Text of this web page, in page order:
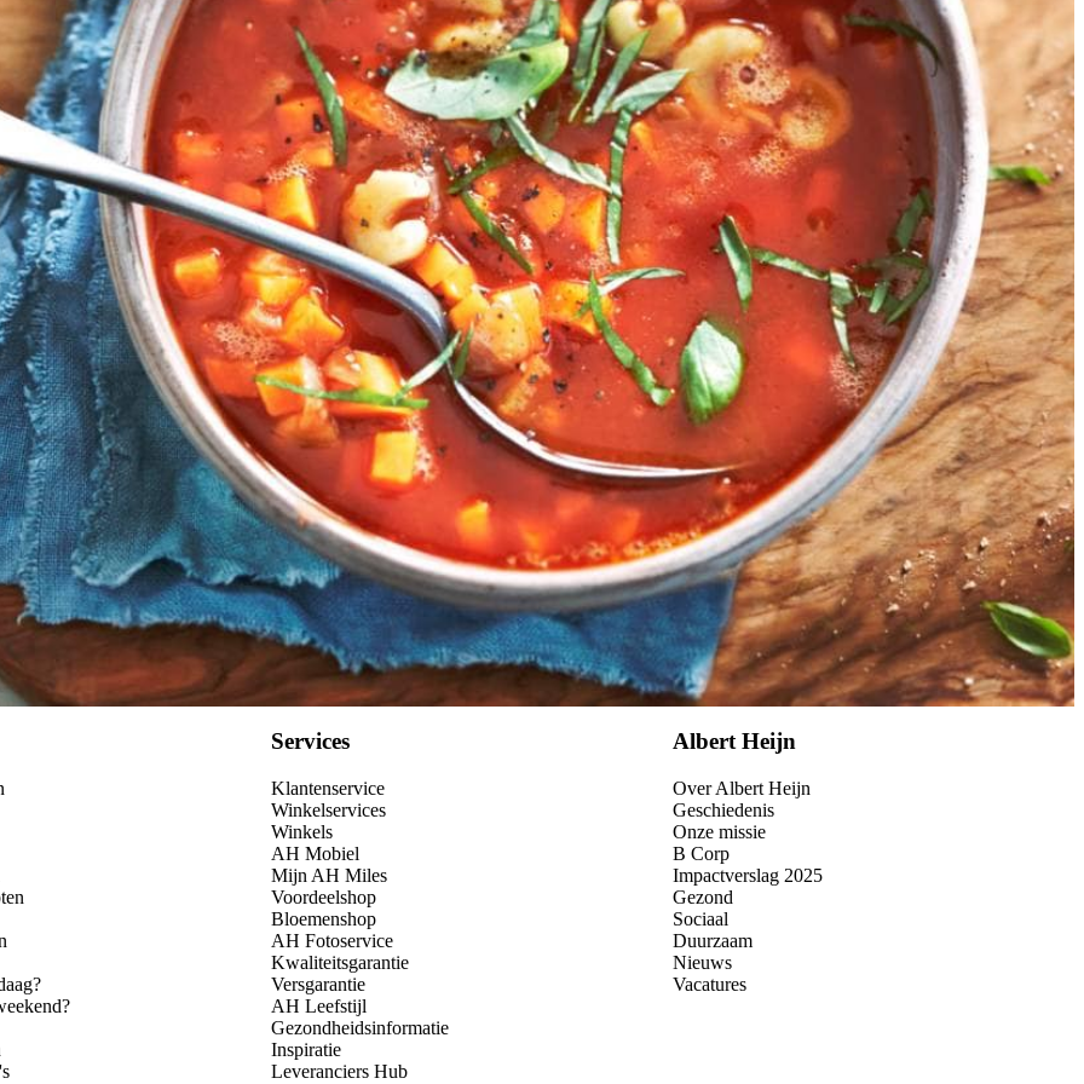
Kies producten
Wat vond je van dit recept?
Services
Klantenservice
Winkelservices
Winkels
AH Mobiel
Mijn AH Miles
Voordeelshop
Bloemenshop
AH Fotoservice
Kwaliteitsgarantie
Versgarantie
AH Leefstijl
Gezondheidsinformatie
Inspiratie
Leveranciers Hub
Albert Heijn
Over Albert Heijn
Geschiedenis
Onze missie
B Corp
Impactverslag 2025
Gezond
Sociaal
Duurzaam
Nieuws
Vacatures